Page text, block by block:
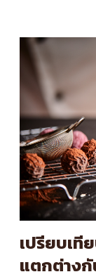
เปรียบเที
แตกต่างกั